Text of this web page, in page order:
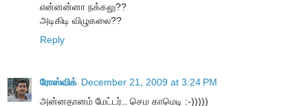
என்னன்னா நக்கலு??
அடிகிடி விழுகலை??
Reply
ரோஸ்விக் December 21, 2009 at 3:24 PM
அன்னதானம் மேட்டர்.. செம காமெடி :-)))))